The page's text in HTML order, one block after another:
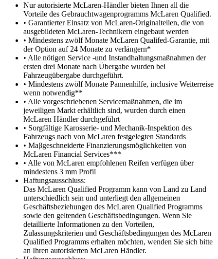
Nur autorisierte McLaren-Händler bieten Ihnen all die
Vorteile des Gebrauchtwagenprogramms McLaren Qualified.
• Garantierter Einsatz von McLaren-Originalteilen, die von
ausgebildeten McLaren-Technikern eingebaut werden
• Mindestens zwölf Monate McLaren Qualifed-Garantie, mit
der Option auf 24 Monate zu verlängern*
• Alle nötigen Service -und Instandhaltungsmaßnahmen der
ersten drei Monate nach Übergabe wurden bei
Fahrzeugübergabe durchgeführt.
• Mindestens zwölf Monate Pannenhilfe, inclusive Weiterreise
wenn notwendig**
• Alle vorgeschriebenen Servicemaßnahmen, die im
jeweiligen Markt erhältlich sind, wurden durch einen
McLaren Händler durchgeführt
• Sorgfältige Karosserie- und Mechanik-Inspektion des
Fahrzeugs nach von McLaren festgelegten Standards
• Maβgeschneiderte Finanzierungsmöglichkeiten von
McLaren Financial Services***
• Alle von McLaren empfohlenen Reifen verfügen über
mindestens 3 mm Profil
Haftungsausschluss:
Das McLaren Qualified Programm kann von Land zu Land
unterschiedlich sein und unterliegt den allgemeinen
Geschäftsbeziehungen des McLaren Qualified Programms
sowie den geltenden Geschäftsbedingungen. Wenn Sie
detaillierte Informationen zu den Vorteilen,
Zulassungskriterien und Geschäftsbedingungen des McLaren
Qualified Programms erhalten möchten, wenden Sie sich bitte
an Ihren autorisierten McLaren Händler.